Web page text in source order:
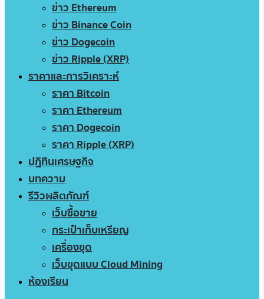
ข่าว Ethereum
ข่าว Binance Coin
ข่าว Dogecoin
ข่าว Ripple (XRP)
ราคาและการวิเคราะห์
ราคา Bitcoin
ราคา Ethereum
ราคา Dogecoin
ราคา Ripple (XRP)
ปฏิทินเศรษฐกิจ
บทความ
รีวิวผลิตภัณฑ์
เว็บซื้อขาย
กระเป๋าเก็บเหรียญ
เครื่องขุด
เว็บขุดแบบ Cloud Mining
ห้องเรียน